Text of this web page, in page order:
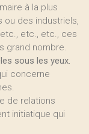
à la plus
ou des industriels,
etc., etc., ces
grand nombre.
sous les yeux.
concerne
de relations
initiatique qui